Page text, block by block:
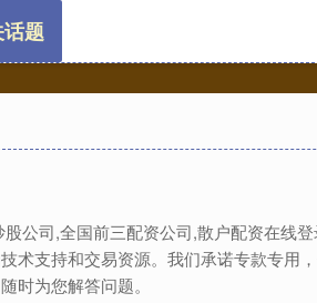
公司,全国前三配资公司,散户配资在线
术支持和交易资源。我们承诺专款专用
时为您解答问题。
题